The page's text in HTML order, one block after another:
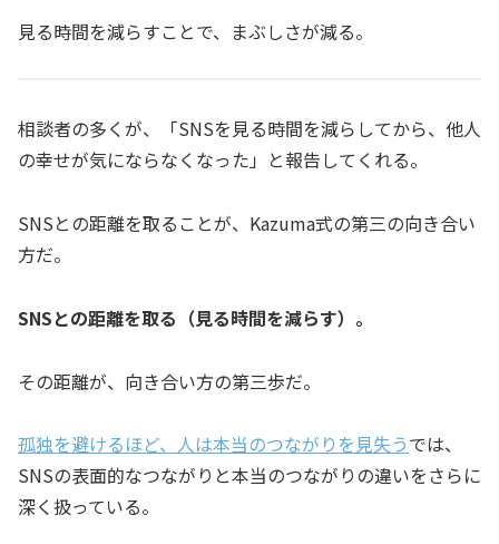
見る時間を減らすことで、まぶしさが減る。
相談者の多くが、「SNSを見る時間を減らしてから、他人
の幸せが気にならなくなった」と報告してくれる。
SNSとの距離を取ることが、Kazuma式の第三の向き合い
方だ。
SNSとの距離を取る（見る時間を減らす）。
その距離が、向き合い方の第三歩だ。
孤独を避けるほど、人は本当のつながりを見失うでは、
SNSの表面的なつながりと本当のつながりの違いをさらに
深く扱っている。